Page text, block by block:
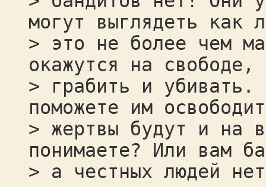
могут выглядеть как
> это не более чем
окажутся на свободе,
> грабить и
поможете им
> жертвы будут и на
понимаете? Или вам
> а честных людей